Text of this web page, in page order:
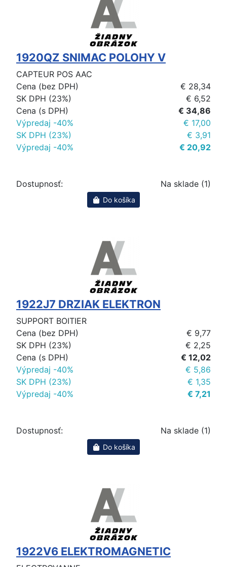
1920QZ SNIMAC POLOHY V
CAPTEUR POS AAC
Cena (bez DPH)
€ 28,34
SK DPH (23%)
€ 6,52
Cena (s DPH)
€ 34,86
Výpredaj -40%
€ 17,00
SK DPH (23%)
€ 3,91
Výpredaj -40%
€ 20,92
Dostupnosť: Na sklade (1)
Do košíka
1922J7 DRZIAK ELEKTRON
SUPPORT BOITIER
Cena (bez DPH)
€ 9,77
SK DPH (23%)
€ 2,25
Cena (s DPH)
€ 12,02
Výpredaj -40%
€ 5,86
SK DPH (23%)
€ 1,35
Výpredaj -40%
€ 7,21
Dostupnosť: Na sklade (1)
Do košíka
1922V6 ELEKTROMAGNETIC